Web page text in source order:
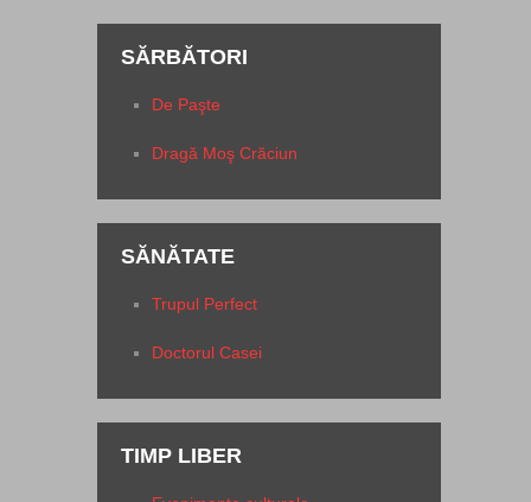
SĂRBĂTORI
De Paşte
Dragă Moş Crăciun
SĂNĂTATE
Trupul Perfect
Doctorul Casei
TIMP LIBER